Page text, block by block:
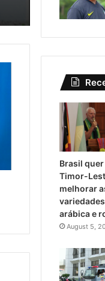
Brasil
Timor-
melhorar
arábica e
August 5,